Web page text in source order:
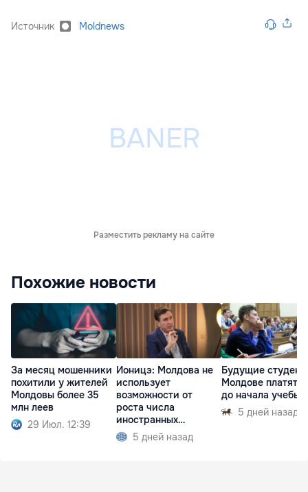
Источник Moldnews
Разместить рекламу на сайте
Похожие новости
За месяц мошенники
похитили у жителей
Молдовы более 35
млн леев
29 Июл. 12:39
Ионицэ: Молдова не
использует
возможности от
роста числа
иностранных
студентов
5 дней назад
Будущие
Молдове платят
до начала учебы
5 дней назад